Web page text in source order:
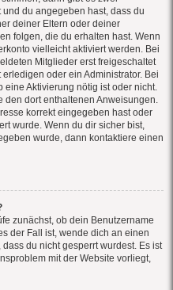
und du angegeben hast, dass du
deiner Eltern oder deiner
folgen, die du erhalten hast. Wenn
vielleicht aktiviert werden. Bei
Mitglieder erst freigeschaltet
oder ein Administrator. Bei
Aktivierung nötig ist oder nicht.
den dort enthaltenen Anweisungen.
korrekt eingegeben hast oder
wurde. Wenn du dir sicher bist,
wurde, dann kontaktiere einen
zunächst, ob dein Benutzername
der Fall ist, wende dich an einen
du nicht gesperrt wurdest. Es ist
mit der Website vorliegt,